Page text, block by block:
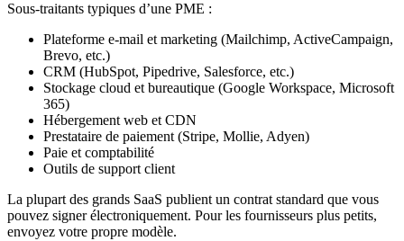
Sous-traitants typiques d’une PME :
Plateforme e-mail et marketing (Mailchimp, ActiveCampaign,
Brevo, etc.)
CRM (HubSpot, Pipedrive, Salesforce, etc.)
Stockage cloud et bureautique (Google Workspace, Microsoft
365)
Hébergement web et CDN
Prestataire de paiement (Stripe, Mollie, Adyen)
Paie et comptabilité
Outils de support client
La plupart des grands SaaS publient un contrat standard que vous
pouvez signer électroniquement. Pour les fournisseurs plus petits,
envoyez votre propre modèle.